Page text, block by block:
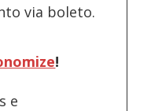
via boleto.
!
e